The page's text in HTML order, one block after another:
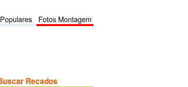
Populares Fotos Montagem
Recados